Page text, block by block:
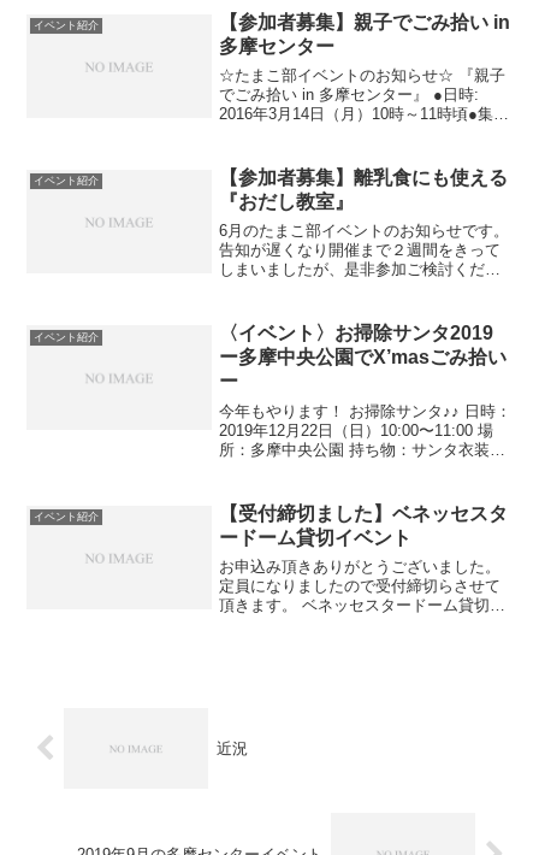
間」だそうで、多摩市もこの期間中に、
男...
イベント紹介
【参加者募集】親子でごみ拾い in
多摩センター
☆たまこ部イベントのお知らせ☆ 『親子
でごみ拾い in 多摩センター』 ●日時:
2016年3月14日（月）10時～11時頃●集
ゴミ袋は支給します ●参加条...
イベント紹介
【参加者募集】離乳食にも使える
『おだし教室』
6月のたまこ部イベントのお知らせです。
告知が遅くなり開催まで２週間をきって
しまいましたが、是非参加ご検討くださ
オススメします！ さて6月は、昨年も開
催し好評だった...
イベント紹介
〈イベント〉お掃除サンタ2019
ー多摩中央公園でX’masごみ拾い
ー
今年もやります！ お掃除サンタ♪♪ 日時：
2019年12月22日（日）10:00〜11:00 場
所：多摩中央公園 持ち物：サンタ衣装
ち物は必須ではなく任意です ※ゴ...
イベント紹介
【受付締切ました】ベネッセスタ
ードーム貸切イベント
お申込み頂きありがとうございました。
定員になりましたので受付締切らさせて
頂きます。 ベネッセスタードーム貸切イ
近況